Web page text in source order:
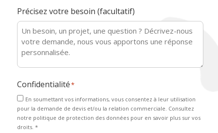
Précisez votre besoin (facultatif)
Confidentialité*
En soumettant vos informations, vous consentez à leur utilisation
pour la demande de devis et/ou la relation commerciale. Consultez
notre politique de protection des données pour en savoir plus sur vos
droits. *